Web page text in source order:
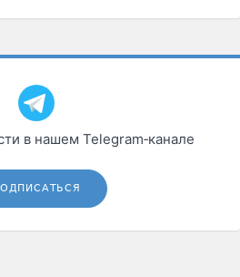
в нашем Telegram‑канале